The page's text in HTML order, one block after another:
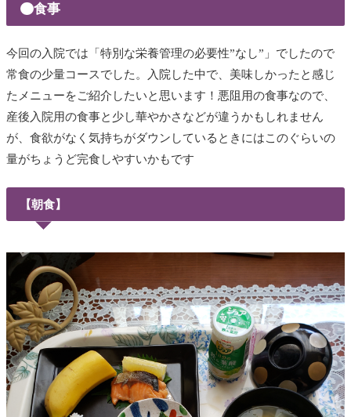
食事
今回の入院では「特別な栄養管理の必要性”なし”」でしたので
常食の少量コースでした。入院した中で、美味しかったと感じ
たメニューをご紹介したいと思います！悪阻用の食事なので、
産後入院用の食事と少し華やかさなどが違うかもしれません
が、食欲がなく気持ちがダウンしているときにはこのぐらいの
量がちょうど完食しやすいかもです
【朝食】